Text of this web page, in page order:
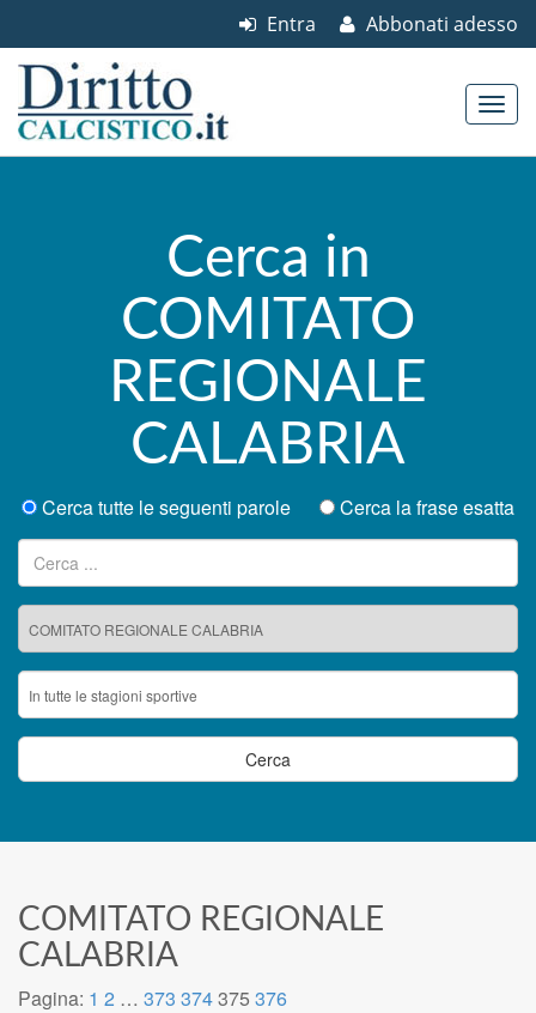
Abbonati adesso
Entra
Cerca in
COMITATO
REGIONALE
CALABRIA
Cerca tutte le seguenti parole
Cerca la frase esatta
Ricerca per:
COMITATO REGIONALE
CALABRIA
Pagina: 1 2 … 373 374375 376